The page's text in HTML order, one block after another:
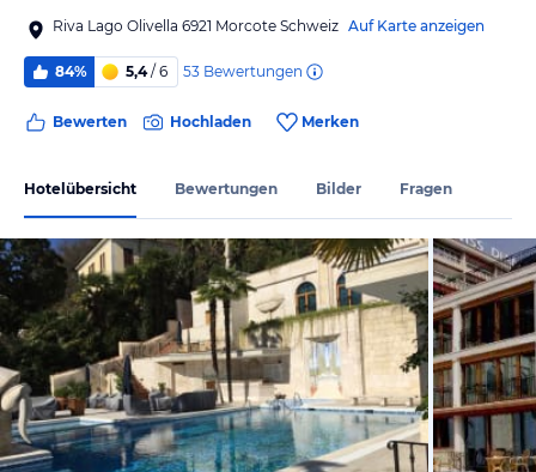
Riva Lago Olivella 6921 Morcote Schweiz Auf Karte anzeigen
84% 5,4/ 6 53 Bewertungen
Bewerten Hochladen Merken
Hotelübersicht Bewertungen Bilder Fragen
von Alfred,